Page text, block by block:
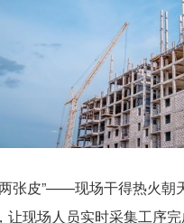
张皮”——现场干得热火朝
现场人员实时采集工序